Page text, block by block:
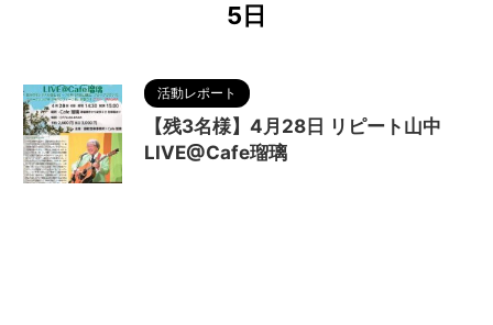
5日
活動レポート
【残3名様】4月28日 リピート山中
LIVE@Cafe瑠璃